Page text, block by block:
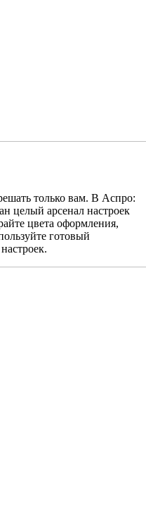
только вам. В Аспро:
целый арсенал настроек
цвета оформления,
готовый